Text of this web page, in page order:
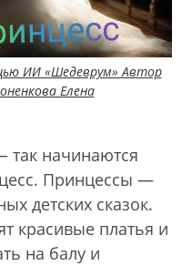
ИИ «Шедеврум» Автор
Елена
так начинаются
Принцессы —
детских сказок.
красивые платья и
на балу и